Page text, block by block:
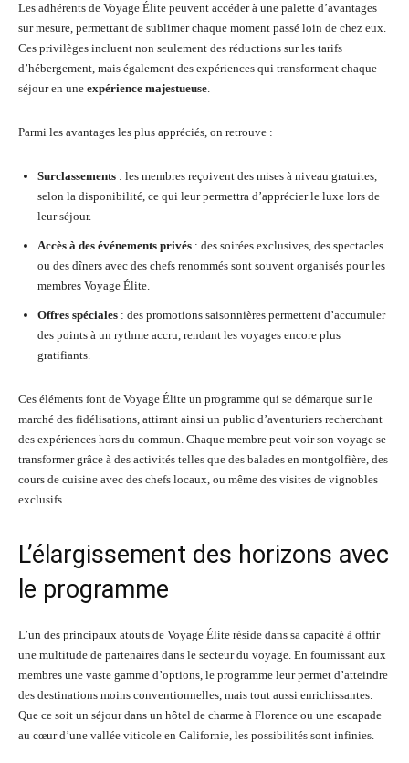
Les adhérents de Voyage Élite peuvent accéder à une palette d’avantages
sur mesure, permettant de sublimer chaque moment passé loin de chez eux.
Ces privilèges incluent non seulement des réductions sur les tarifs
d’hébergement, mais également des expériences qui transforment chaque
séjour en une expérience majestueuse.
Parmi les avantages les plus appréciés, on retrouve :
Surclassements : les membres reçoivent des mises à niveau gratuites,
selon la disponibilité, ce qui leur permettra d’apprécier le luxe lors de
leur séjour.
Accès à des événements privés : des soirées exclusives, des spectacles
ou des dîners avec des chefs renommés sont souvent organisés pour les
membres Voyage Élite.
Offres spéciales : des promotions saisonnières permettent d’accumuler
des points à un rythme accru, rendant les voyages encore plus
gratifiants.
Ces éléments font de Voyage Élite un programme qui se démarque sur le
marché des fidélisations, attirant ainsi un public d’aventuriers recherchant
des expériences hors du commun. Chaque membre peut voir son voyage se
transformer grâce à des activités telles que des balades en montgolfière, des
cours de cuisine avec des chefs locaux, ou même des visites de vignobles
exclusifs.
L’élargissement des horizons avec
le programme
L’un des principaux atouts de Voyage Élite réside dans sa capacité à offrir
une multitude de partenaires dans le secteur du voyage. En fournissant aux
membres une vaste gamme d’options, le programme leur permet d’atteindre
des destinations moins conventionnelles, mais tout aussi enrichissantes.
Que ce soit un séjour dans un hôtel de charme à Florence ou une escapade
au cœur d’une vallée viticole en Californie, les possibilités sont infinies.